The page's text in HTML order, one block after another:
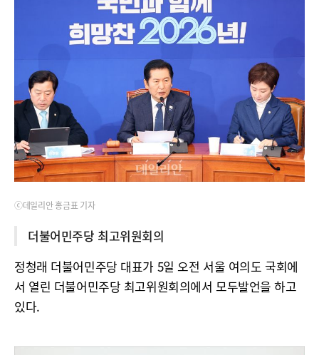
ⓒ데일리안 홍금표 기자
더불어민주당 최고위원회의
정청래 더불어민주당 대표가 5일 오전 서울 여의도 국회에
서 열린 더불어민주당 최고위원회의에서 모두발언을 하고
있다.